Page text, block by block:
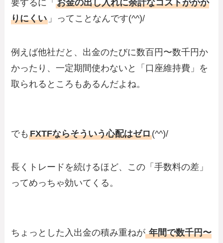
要するに「お金の出し入れに余計なコストがかか
りにくい 」ってことなんです(^^)/
例えば他社だと、出金のたびに数百円〜数千円か
かったり、一定期間使わないと「口座維持費」を
取られるところもあるんだよね。
でもFXTFならそういう心配はゼロ(^^)/
長くトレードを続けるほど、この「手数料の差」
ってめっちゃ効いてくる。
ちょっとした入出金の積み重ねが年間で数千円〜